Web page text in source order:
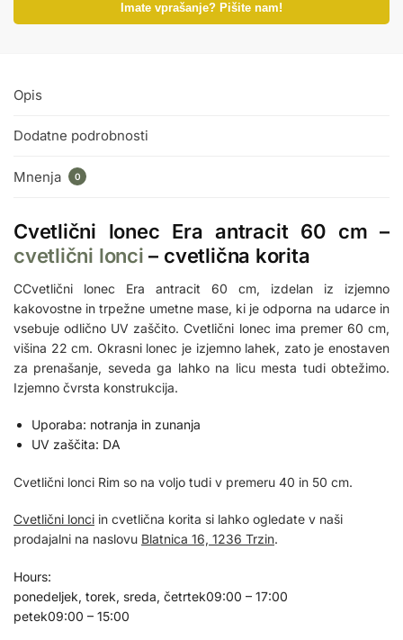
Imate vprašanje? Pišite nam!
Opis
Dodatne podrobnosti
Mnenja 0
Cvetlični lonec Era antracit 60 cm –
cvetlični lonci – cvetlična korita
CCvetlični lonec Era antracit 60 cm, izdelan iz izjemno
kakovostne in trpežne umetne mase, ki je odporna na udarce in
vsebuje odlično UV zaščito. Cvetlični lonec ima premer 60 cm,
višina 22 cm. Okrasni lonec je izjemno lahek, zato je enostaven
za prenašanje, seveda ga lahko na licu mesta tudi obtežimo.
Izjemno čvrsta konstrukcija.
Uporaba: notranja in zunanja
UV zaščita: DA
Cvetlični lonci Rim so na voljo tudi v premeru 40 in 50 cm.
Cvetlični lonci in cvetlična korita si lahko ogledate v naši
prodajalni na naslovu Blatnica 16, 1236 Trzin.
Hours:
ponedeljek, torek, sreda, četrtek09:00 – 17:00
petek09:00 – 15:00